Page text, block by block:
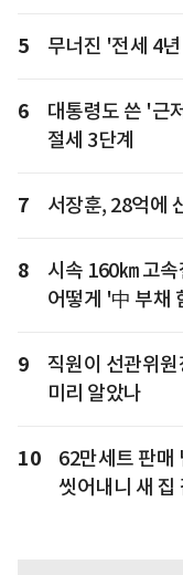
5 무너진 '전세 4
6
대통령도 쓴 '근
절세 3단계
7 서장훈, 28억에
8
시속 160㎞ 고
어떻게 '中 부채
9
직원이 선관위
미리 알았나
10
62만세트 판매
씻어내니 새 집